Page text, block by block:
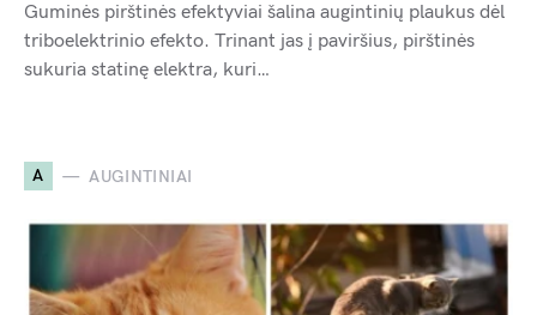
Guminės pirštinės efektyviai šalina augintinių plaukus dėl
triboelektrinio efekto. Trinant jas į paviršius, pirštinės
sukuria statinę elektra, kuri…
A AUGINTINIAI